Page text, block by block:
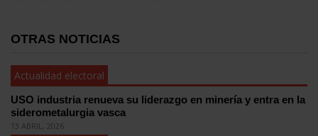
OTRAS NOTICIAS
Actualidad electoral
USO industria renueva su liderazgo en minería y entra en la
siderometalurgia vasca
13 ABRIL, 2026